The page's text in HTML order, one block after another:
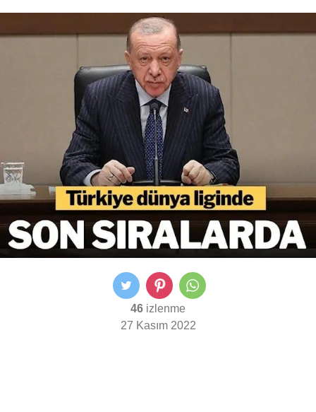
46 izlenme
27 Kasım 2022